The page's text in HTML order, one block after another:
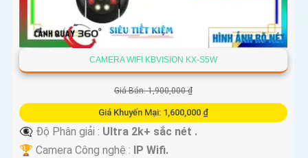
CAMERA WIFI KBVISION KX-S5W
Giá Bán: 1,900,000 ₫
Giá Khuyến Mại: 1,600,000 ₫
👁️‍🗨 Độ Phân giải : Ultra 2k+ sắc nét .
🏆 Camera Công nghệ :
IP Wifi.